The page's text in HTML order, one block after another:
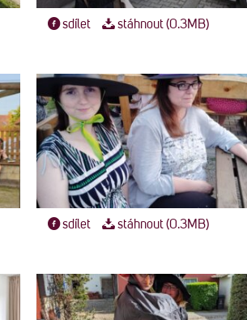
sdílet stáhnout (0.3MB)
sdílet stáhnout (0.3MB)